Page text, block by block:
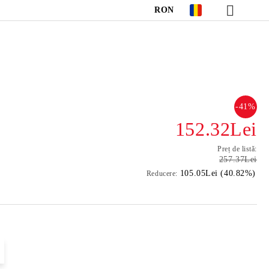
RON
-41%
152.32Lei
Preț de listă:
257.37Lei
Reducere: 105.05Lei (40.82%)